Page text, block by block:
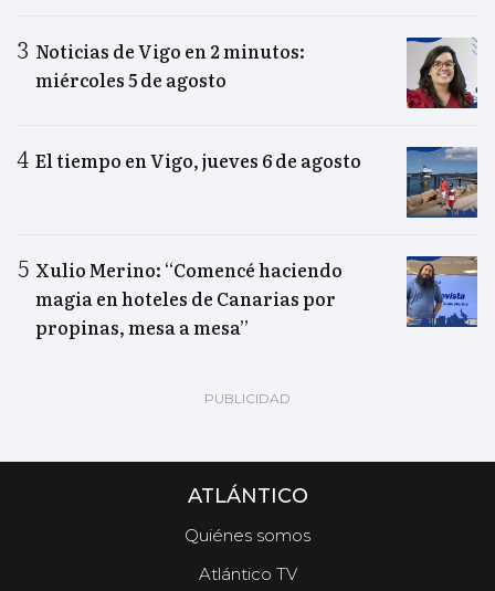
Noticias de Vigo en 2 minutos:
miércoles 5 de agosto
El tiempo en Vigo, jueves 6 de agosto
Xulio Merino: “Comencé haciendo
magia en hoteles de Canarias por
propinas, mesa a mesa”
ATLÁNTICO
Quiénes somos
Atlántico TV